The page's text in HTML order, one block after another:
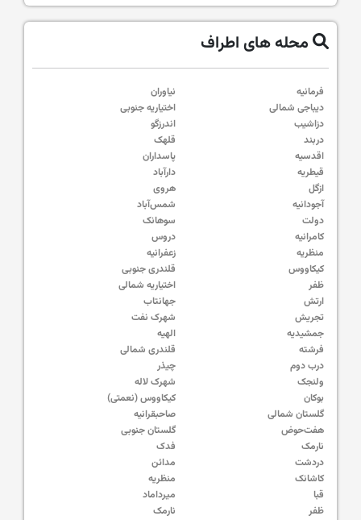
محله های اطراف
فرمانیه
نیاوران
دیباجی شمالی
اختیاریه جنوبی
دزاشیب
اندرزگو
دربند
قلهک
اقدسیه
پاسداران
قیطریه
دارآباد
ازگل
هروی
آجودانیه
شمس‌آباد
دولت
سوهانک
کامرانیه
دروس
منظریه
زعفرانیه
کیکاووس
قلندری جنوبی
ظفر
اختیاریه شمالی
ارتش
جهانتاب
تجریش
شهرک نفت
جمشیدیه
الهیه
فرشته
قلندری شمالی
درب دوم
چیذر
ولنجک
شهرک لاله
بوکان
کیکاووس (نعمتی)
گلستان شمالی
صاحبقرانیه
هفت‌حوض
گلستان جنوبی
نارمک
فدک
دردشت
مدائن
کاشانک
منظریه
قبا
میرداماد
ظفر
نارمک